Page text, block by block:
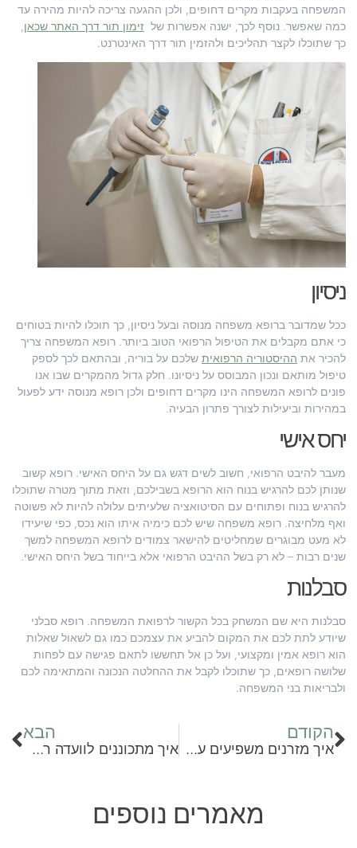
המשפחה בעקבות מקרים דחופים, ולכן ההגעה צריכה להיות מהירה עד
כמה שאפשר. נוסף לכך, ישנה אפשרות של זימון תור דרך האתר שכאן
כך שתוכלו לקצר תהליכים ולהזמין תור דרך האינטרנט.
ניסיון
ככל שמדובר ברופא משפחה מנוסה ובעל ניסיון, כך תוכלו להיות בטוחים
כי אתם מקבלים את הטיפול הרפואי הטוב ביותר. רופא המשפחה צריך
להכיר את ההיסטוריה הרפואית שלכם על בוריה, ובהתאם לכך לספק
טיפול מותאם ונכון המבוסס על ניסיונו. חלק גדול מהמקרים שבו אנו
פונים לרופא המשפחה הינו מקרים דחופים ולכן רופא מנוסה ידע לפעול
במהירות וביעילות לצורך פתרון הבעיה.
יחס אישי
מעבר להיבט הרפואי, חשוב לשים דגש גם על היחס האישי. רופא קשוב
שנותן לכם להרגיש בנוח הוא הרופא בשבילכם, וזאת מתוך מטרה שתוכלו
להרגיש בנוח ופתוחים עם הסיטואציה שלעיתים עלולה להיות לא פשוטה
ואף מלחיצה. רופא משפחה שיש לכם כימיה איתו הוא נכס, כפי שיעידו
לא מעט מבוגרים שמחליטים להישאר צמודים לרופא המשפחה למשך
שנים רבות – לא רק בשל ההיבט הרפואי אלא בייחוד בשל היחס האישי.
סבלנות
סבלנות היא שם המשחק בכל הקשור לרפואת המשפחה. רופא סבלני
שיודע לתת לכם את המקום להביע את עצמכם כמו גם לשאול שאלות
הוא רופא אמין ומקצועי, ועל כן אל תחששו לתאם פגישה עם לפחות
שלושה רופאים, כך שתוכלו לקבל את ההחלטה הנכונה והמתאימה לכם
ולבריאות בני המשפחה.
הקודם
איך מזרנים משפיעים על איכות השינה שלנו?
הבא
איך מתכוננים לוועדה רפואית? אבנר הייזלר מסביר שלב אחרי שלב
מאמרים נוספים